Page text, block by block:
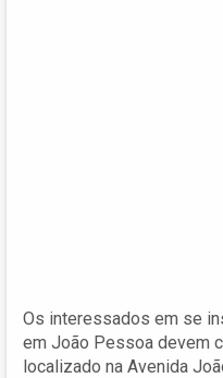
Os interessados em se
em João Pessoa devem
localizado na Avenida